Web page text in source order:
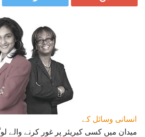
انسانی وسائل کے
میدان میں کسی کیریئر پر غور کرنے والے